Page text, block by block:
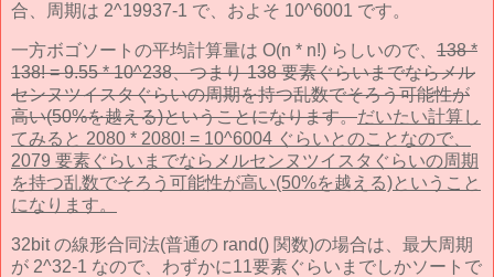
合、周期は 2^19937-1 で、およそ 10^6001 です。
一方ボゴソートの平均計算量は O(n * n!) らしいので、 138 *
138! = 9.55 * 10^238、つまり 138 要素ぐらいまでならメル
センヌツイスタぐらいの周期を持つ乱数でそろう可能性が
高い(50%を越える)ということになります。だいたい計算し
てみると 2080 * 2080! = 10^6004 ぐらいとのことなので、
2079 要素ぐらいまでならメルセンヌツイスタぐらいの周期
を持つ乱数でそろう可能性が高い(50%を越える)ということ
になります。
32bit の線形合同法(普通の rand() 関数)の場合は、最大周期
が 2^32-1 なので、わずかに11要素ぐらいまでしかソートで